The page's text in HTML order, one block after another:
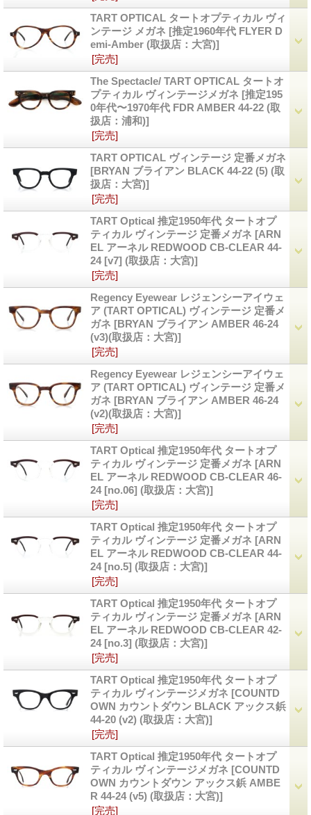
TART OPTICAL タートオプティカル ヴィ
ンテージ メガネ [推定1960年代 FLYER D
emi-Amber (取扱店：大宮)]
[完売]
The Spectacle/ TART OPTICAL タートオ
プティカル ヴィンテージメガネ [推定195
0年代〜1970年代 FDR AMBER 44-22 (取
扱店：浦和)]
[完売]
TART OPTICAL ヴィンテージ 定番メガネ
[BRYAN ブライアン BLACK 44-22 (5) (取
扱店：大宮)]
[完売]
TART Optical 推定1950年代 タートオプ
ティカル ヴィンテージ 定番メガネ [ARN
EL アーネル REDWOOD CB-CLEAR 44-
24 [v7] (取扱店：大宮)]
[完売]
Regency Eyewear レジェンシーアイウェ
ア (TART OPTICAL) ヴィンテージ 定番メ
ガネ [BRYAN ブライアン AMBER 46-24
(v3)(取扱店：大宮)]
[完売]
Regency Eyewear レジェンシーアイウェ
ア (TART OPTICAL) ヴィンテージ 定番メ
ガネ [BRYAN ブライアン AMBER 46-24
(v2)(取扱店：大宮)]
[完売]
TART Optical 推定1950年代 タートオプ
ティカル ヴィンテージ 定番メガネ [ARN
EL アーネル REDWOOD CB-CLEAR 46-
24 [no.06] (取扱店：大宮)]
[完売]
TART Optical 推定1950年代 タートオプ
ティカル ヴィンテージ 定番メガネ [ARN
EL アーネル REDWOOD CB-CLEAR 44-
24 [no.5] (取扱店：大宮)]
[完売]
TART Optical 推定1950年代 タートオプ
ティカル ヴィンテージ 定番メガネ [ARN
EL アーネル REDWOOD CB-CLEAR 42-
24 [no.3] (取扱店：大宮)]
[完売]
TART Optical 推定1950年代 タートオプ
ティカル ヴィンテージメガネ [COUNTD
OWN カウントダウン BLACK アックス鋲
44-20 (v2) (取扱店：大宮)]
[完売]
TART Optical 推定1950年代 タートオプ
ティカル ヴィンテージメガネ [COUNTD
OWN カウントダウン アックス鋲 AMBE
R 44-24 (v5) (取扱店：大宮)]
[完売]